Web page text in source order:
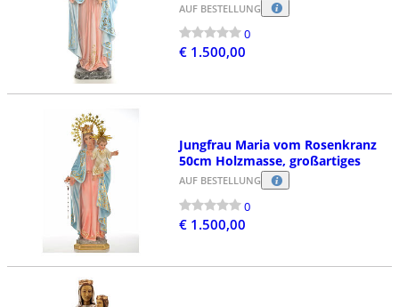
AUF BESTELLUNG
0
€ 1.500,00
Jungfrau Maria vom Rosenkranz
50cm Holzmasse, großartiges
AUF BESTELLUNG
0
€ 1.500,00